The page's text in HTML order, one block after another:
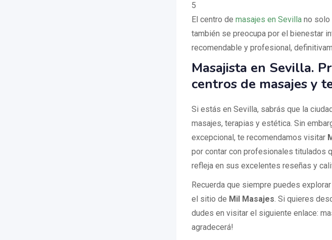
5
El centro de masajes en Sevillano solo
también se preocupa por el bienestar
recomendable y profesional,
Masajista en Sevilla.
centros de masajes y
Si estás en Sevilla, sabrás que la
masajes, terapias y estética. Sin
excepcional, te recomendamos visitar
por contar con profesionales titulados
refleja en sus excelentes reseñas y
Recuerda que siempre puedes
el sitio de Mil Masajes. Si quieres
dudes en visitar el siguiente enlace:
agradecerá!